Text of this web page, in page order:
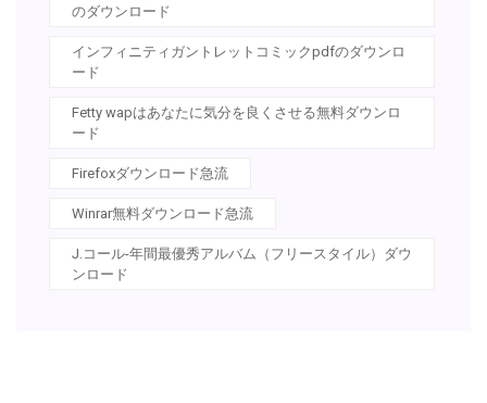
のダウンロード
インフィニティガントレットコミックpdfのダウンロ
ード
Fetty wapはあなたに気分を良くさせる無料ダウンロ
ード
Firefoxダウンロード急流
Winrar無料ダウンロード急流
J.コール-年間最優秀アルバム（フリースタイル）ダウ
ンロード